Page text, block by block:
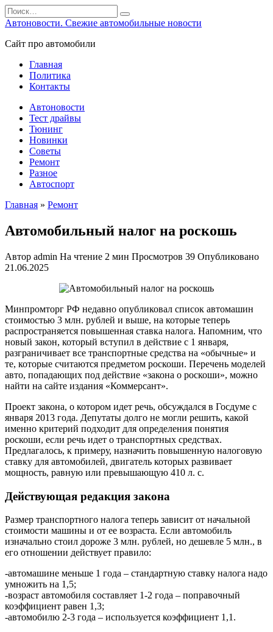
Перейти
к
Search
for:
Автоновости. Свежие автомобильные новости
Сайт про автомобили
Главная
Политика
Контакты
Автоновости
Тест драйвы
Тюнинг
Новинки
Советы
Ремонт
Разное
Автоспорт
Главная » Ремонт
Автомобильный налог на роскошь
Автор admin На чтение 2 мин Просмотров 39 Опубликовано
21.06.2025
Минпромторг РФ недавно опубликовал список автомашин
стоимостью 3 млн. рублей и выше, на которые теперь
распространяется повышенная ставка налога. Напомним, что
новый закон, который вступил в действие с 1 января,
разграничивает все транспортные средства на «обычные» и
те, которые считаются предметом роскоши. Перечень моделей
авто, попадающих под действие «закона о роскоши», можно
найти на сайте издания «Коммерсант».
Проект закона, о котором идет речь, обсуждался в Госдуме с
января 2013 года. Депутаты долго не могли решить, какой
именно критерий подходит для определения понятия
роскоши, если речь идет о транспортных средствах.
Предлагалось, к примеру, назначить повышенную налоговую
ставку для автомобилей, двигатель которых развивает
мощность, равную или превышающую 410 л. с.
Действующая редакция закона
Размер транспортного налога теперь зависит от начальной
стоимости машины и от ее возраста. Если автомобиль
изначально стоил дороже 3 млн. рублей, но дешевле 5 млн., в
его отношении действует правило:
-автомашине меньше 1 года – стандартную ставку налога надо
умножить на 1,5;
-возраст автомобиля составляет 1-2 года – поправочный
коэффициент равен 1,3;
-автомобилю 2-3 года – используется коэффициент 1,1.